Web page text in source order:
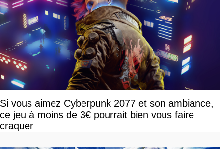
Si vous aimez Cyberpunk 2077 et son ambiance,
ce jeu à moins de 3€ pourrait bien vous faire
craquer